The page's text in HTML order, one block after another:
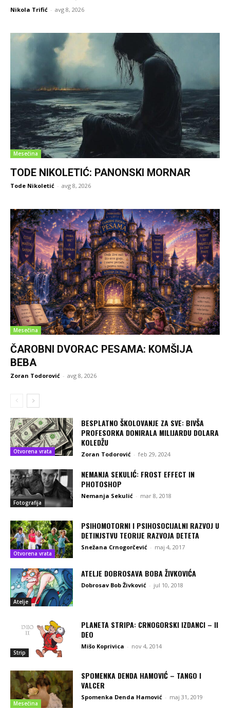
Nikola Trifić - avg 8, 2026
Mesečina
TODE NIKOLETIĆ: PANONSKI MORNAR
Tode Nikoletić - avg 8, 2026
Mesečina
ČAROBNI DVORAC PESAMA: KOMŠIJA
BEBA
Zoran Todorović - avg 8, 2026
Otvorena vrata
BESPLATNO ŠKOLOVANJE ZA SVE: BIVŠA
PROFESORKA DONIRALA MILIJARDU DOLARA
KOLEDŽU
Zoran Todorović - feb 29, 2024
Fotografija
NEMANJA SEKULIĆ: FROST EFFECT IN
PHOTOSHOP
Nemanja Sekulić - mar 8, 2018
Otvorena vrata
PSIHOMOTORNI I PSIHOSOCIJALNI RAZVOJ U
DETINJSTVU TEORIJE RAZVOJA DETETA
Snežana Crnogorčević - maj 4, 2017
Atelje
ATELJE DOBROSAVA BOBA ŽIVKOVIĆA
Dobrosav Bob Živković - jul 10, 2018
Strip
PLANETA STRIPA: CRNOGORSKI IZDANCI – II
DEO
Mišo Koprivica - nov 4, 2014
Mesečina
SPOMENKA DENDA HAMOVIĆ – TANGO I
VALCER
Spomenka Denda Hamović - maj 31, 2019